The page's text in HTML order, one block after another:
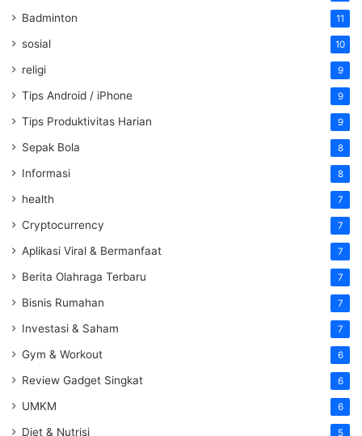
Badminton 11
sosial 10
religi 9
Tips Android / iPhone 9
Tips Produktivitas Harian 9
Sepak Bola 8
Informasi 8
health 7
Cryptocurrency 7
Aplikasi Viral & Bermanfaat 7
Berita Olahraga Terbaru 7
Bisnis Rumahan 7
Investasi & Saham 7
Gym & Workout 6
Review Gadget Singkat 6
UMKM 6
Diet & Nutrisi 5